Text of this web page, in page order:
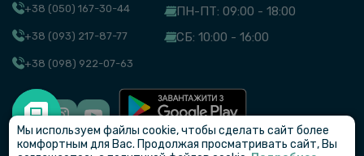
+38 (050) 167-30-44
+38 (093) 217-87-77
+38 (098) 922-07-63
ПН-ПТ: 09:00 - 18:00
СБ: 10:00 - 16:00
© VEST
Мы используем файлы cookie, чтобы сделать сайт более
комфортным для Вас. Продолжая просматривать сайт, Вы